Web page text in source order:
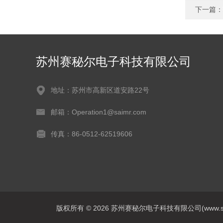
下一篇：
苏州赛秘尔电子科技有限公司
地址：苏州市高新区道安路22号
邮箱：Operation1@saimr.com
传真：86-0512-62519606
版权所有 © 2026 苏州赛秘尔电子科技有限公司